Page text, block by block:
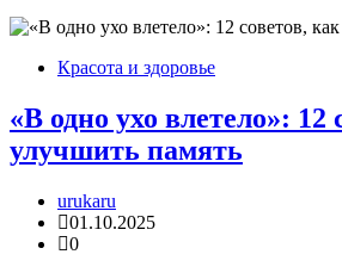
Красота и здоровье
«В одно ухо влетело»: 12
улучшить память
urukaru
01.10.2025
0